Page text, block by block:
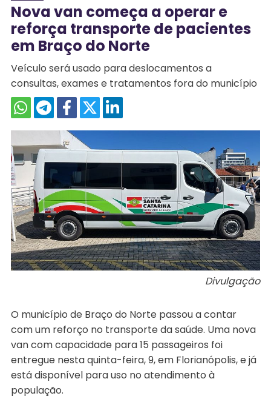
Nova van começa a operar e
reforça transporte de pacientes
em Braço do Norte
Veículo será usado para deslocamentos a
consultas, exames e tratamentos fora do município
Divulgação
O município de Braço do Norte passou a contar
com um reforço no transporte da saúde. Uma nova
van com capacidade para 15 passageiros foi
entregue nesta quinta-feira, 9, em Florianópolis, e já
está disponível para uso no atendimento à
população.